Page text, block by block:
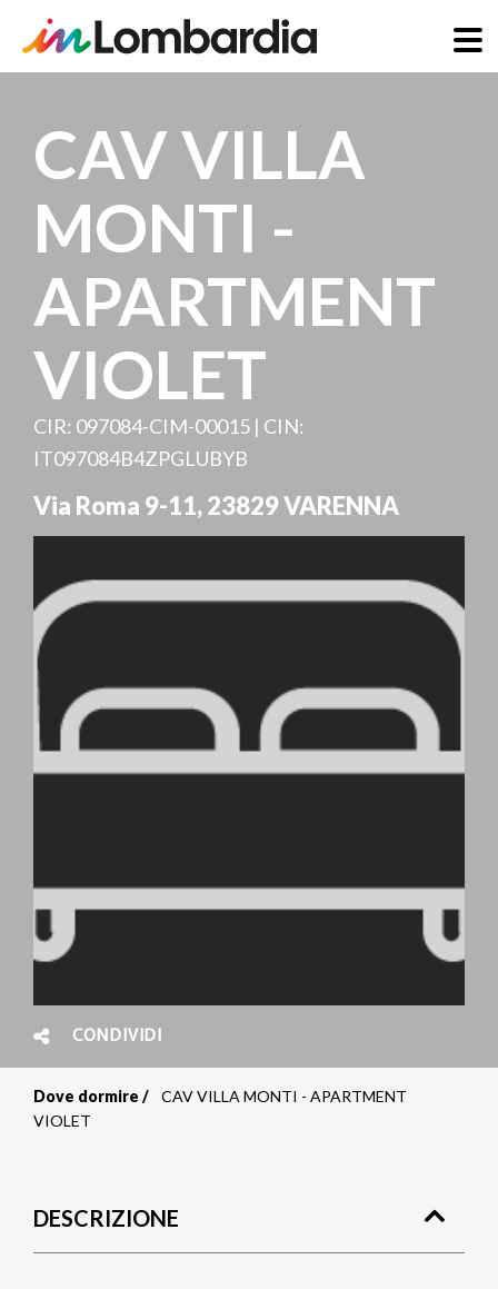
contenuto
principale
CAV VILLA
MONTI -
APARTMENT
VIOLET
CIR: 097084-CIM-00015 | CIN:
IT097084B4ZPGLUBYB
Via Roma 9-11,23829VARENNA
CONDIVIDI
Briciole
pane
Dove dormire
CAV VILLA MONTI - APARTMENT
VIOLET
DESCRIZIONE